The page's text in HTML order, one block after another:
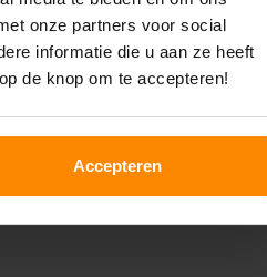
onze partners voor social
informatie die u aan ze heeft
de knop om te accepteren!
Accepteren